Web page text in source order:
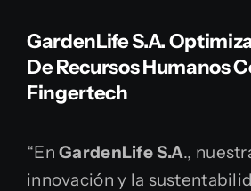
GardenLife S.A.
De Recursos Humanos
Fingertech
“EnGardenLife S.A.,
innovación y la